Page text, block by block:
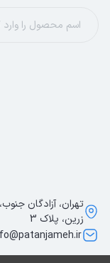
تهران، آزادگان
زرین، پلاک 3